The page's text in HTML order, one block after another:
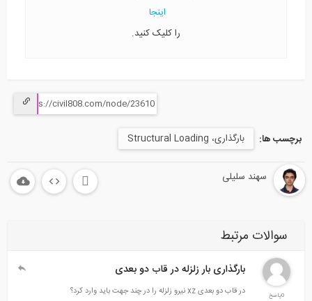
اینجا
را کلیک کنید.
برچسب ها: بارگذاری، Structural Loading
سهند سلیلی
سوالات مرتبط
0پاسخ
بارگذاری بار زلزله در قاب دو بعدی
در قاب دو بعدی xz نیرو زلزله را در چند جهت باید وارد کرد؟